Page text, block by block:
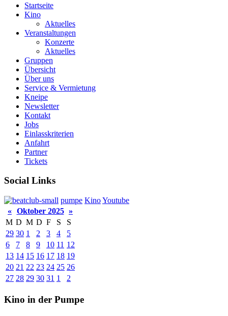
Startseite
Kino
Aktuelles
Veranstaltungen
Konzerte
Aktuelles
Gruppen
Übersicht
Über uns
Service & Vermietung
Kneipe
Newsletter
Kontakt
Jobs
Einlasskriterien
Anfahrt
Partner
Tickets
Social Links
pumpe KinoYoutube
« Oktober 2025 »
M D M D F S
S
29 30 1 2 3 4
5
6
7 8 9 10 11 12
13 14 15 16 17 18 19
20 21 22 23 24 25 26
27 28 29 30 31 1 2
Kino in der Pumpe